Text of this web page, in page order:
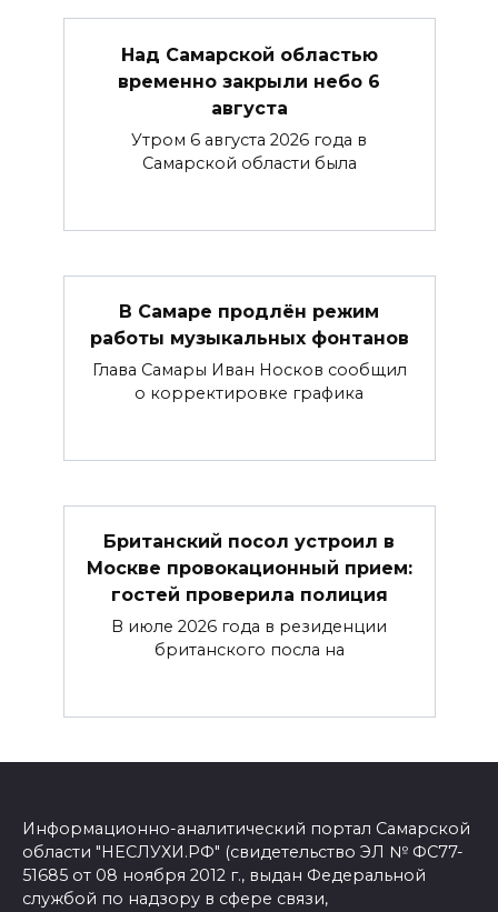
Над Самарской областью
временно закрыли небо 6
августа
Утром 6 августа 2026 года в
Самарской области была
В Самаре продлён режим
работы музыкальных фонтанов
Глава Самары Иван Носков сообщил
о корректировке графика
Британский посол устроил в
Москве провокационный прием:
гостей проверила полиция
В июле 2026 года в резиденции
британского посла на
Информационно-аналитический портал Самарской
области "НЕСЛУХИ.РФ" (свидетельство ЭЛ № ФС77-
51685 от 08 ноября 2012 г., выдан Федеральной
службой по надзору в сфере связи,